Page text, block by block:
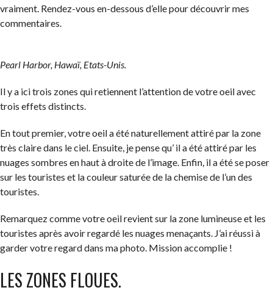
vraiment. Rendez-vous en-dessous d’elle pour découvrir mes
commentaires.
Pearl Harbor, Hawaï, Etats-Unis.
Il y a ici trois zones qui retiennent l’attention de votre oeil avec
trois effets distincts.
En tout premier, votre oeil a été naturellement attiré par la zone
très claire dans le ciel. Ensuite, je pense qu’ il a été attiré par les
nuages sombres en haut à droite de l’image. Enfin, il a été se poser
sur les touristes et la couleur saturée de la chemise de l’un des
touristes.
Remarquez comme votre oeil revient sur la zone lumineuse et les
touristes après avoir regardé les nuages menaçants. J’ai réussi à
garder votre regard dans ma photo. Mission accomplie !
LES ZONES FLOUES.